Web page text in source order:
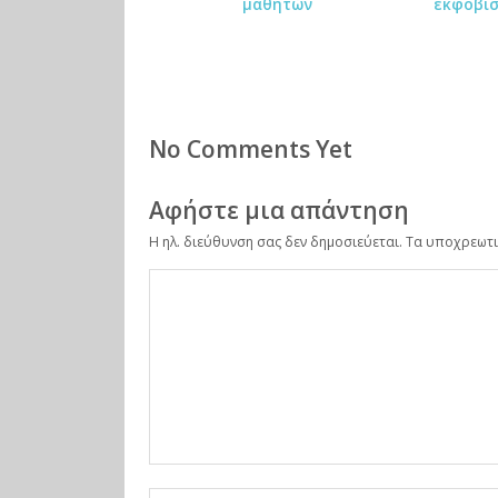
μαθητών
No Comments Yet
Αφήστε μια απάντηση
Η ηλ. διεύθυνση σας δεν δημοσιεύεται. Τα